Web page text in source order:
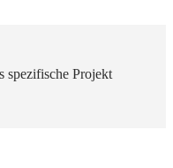
spezifische Projekt